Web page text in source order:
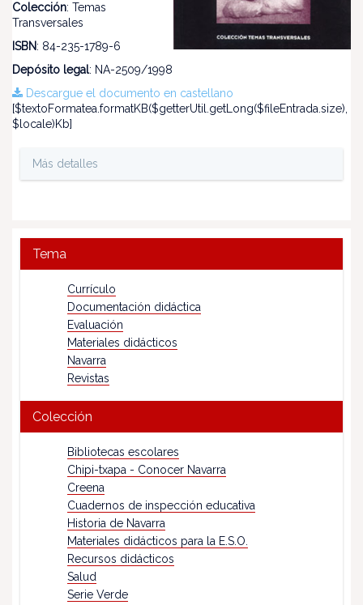
Colección: Temas
Transversales
ISBN: 84-235-1789-6
Depósito legal: NA-2509/1998
Descargue el documento en castellano
[$textoFormatea.formatKB($getterUtil.getLong($fileEntrada.size),
$locale)Kb]
Más detalles
Tema
Currículo
Documentación didáctica
Evaluación
Materiales didácticos
Navarra
Revistas
Colección
Bibliotecas escolares
Chipi-txapa - Conocer Navarra
Creena
Cuadernos de inspección educativa
Historia de Navarra
Materiales didácticos para la E.S.O.
Recursos didácticos
Salud
Serie Verde